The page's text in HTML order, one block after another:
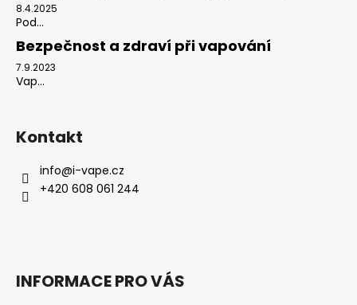
8.4.2025
Pod...
Bezpečnost a zdraví při vapování
7.9.2023
Vap...
Kontakt
info@i-vape.cz
+420 608 061 244
INFORMACE PRO VÁS